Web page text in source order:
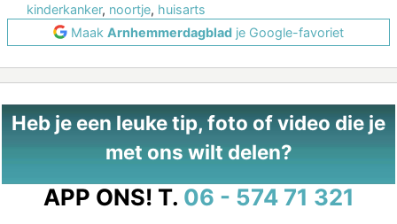
kinderkanker, noortje, huisarts
Maak Arnhemmerdagblad je Google-favoriet
Heb je een leuke tip, foto of video die je
met ons wilt delen?
APP ONS! T. 06 - 574 71 321